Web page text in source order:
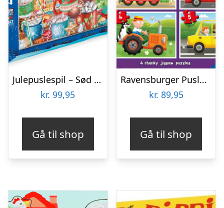
Julepuslespil – Sød Jul – 200 Xxl Brikker – Ravensburger
kr. 99,95
Gå til shop
Ravensburger Puslespil – Travel Far – My First Puzzles – 4 Stk
kr. 89,95
Gå til shop